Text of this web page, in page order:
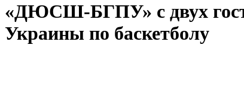
«ДЮСШ-БГПУ» с двух
Украины по баскетболу